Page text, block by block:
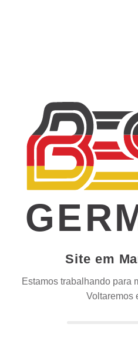
Site em
Estamos trabalhando para
Voltaremos